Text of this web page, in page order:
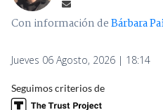
Con información deBárbara
Jueves 06 Agosto, 2026 | 18:14
Seguimos criterios de